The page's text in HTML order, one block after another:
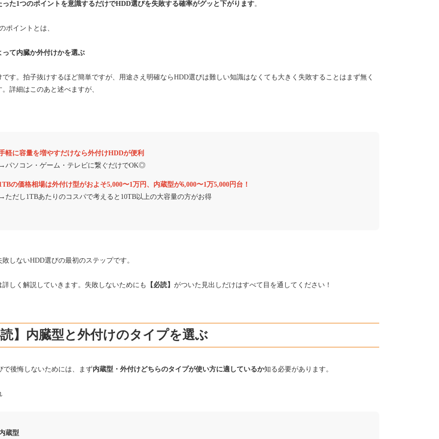
った1つのポイントを意識するだけでHDD選びを失敗する確率がグッと下がります。
ポイントとは、
って内臓か外付けかを選ぶ
です。拍子抜けするほど簡単ですが、用途さえ明確ならHDD選びは難しい知識はなくても大きく失敗することはまず無く
詳細はこのあと述べますが、
軽に容量を増やすだけなら外付けHDDが便利
パソコン・ゲーム・テレビに繋ぐだけでOK◎
の価格相場は外付け型がおよそ5,000〜1万円、内蔵型が6,000〜1万5,000円台！
ただし1TBあたりのコスパで考えると10TB以上の大容量の方がお得
敗しないHDD選びの最初のステップです。
詳しく解説していきます。失敗しないためにも 【必読】 がついた見出しだけはすべて目を通してください！
】内臓型と外付けのタイプを選ぶ
で後悔しないためには、まず内蔵型・外付けどちらのタイプが使い方に適しているか知る必要があります。
蔵型